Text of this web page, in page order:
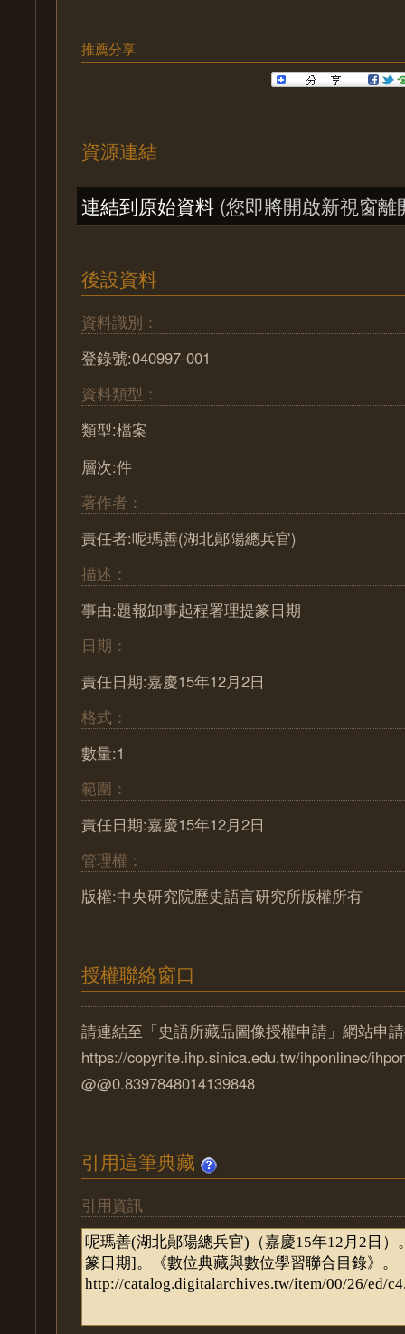
推薦分享
資源連結
連結到原始資料 (您即將開啟新視窗離
後設資料
資料識別：
登錄號:040997-001
資料類型：
類型:檔案
層次:件
著作者：
責任者:呢瑪善(湖北鄖陽總兵官)
描述：
事由:題報卸事起程署理提篆日期
日期：
責任日期:嘉慶15年12月2日
格式：
數量:1
範圍：
責任日期:嘉慶15年12月2日
管理權：
版權:中央研究院歷史語言研究所版權所有
授權聯絡窗口
請連結至「史語所藏品圖像授權申請」網站申
https://copyrite.ihp.sinica.edu.tw/ihponlinec/
@@0.8397848014139848
引用這筆典藏
引用資訊